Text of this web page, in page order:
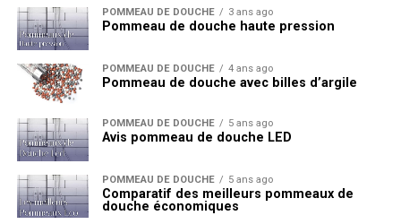
POMMEAU DE DOUCHE 3 ans ago
Pommeau de douche haute pression
POMMEAU DE DOUCHE 4 ans ago
Pommeau de douche avec billes d’argile
POMMEAU DE DOUCHE 5 ans ago
Avis pommeau de douche LED
POMMEAU DE DOUCHE 5 ans ago
Comparatif des meilleurs pommeaux de
douche économiques